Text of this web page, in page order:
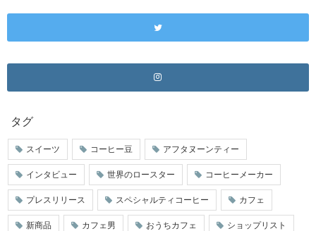
タグ
スイーツ コーヒー豆 アフタヌーンティー
インタビュー 世界のロースター コーヒーメーカー
プレスリリース スペシャルティコーヒー カフェ
新商品 カフェ男 おうちカフェ ショップリスト